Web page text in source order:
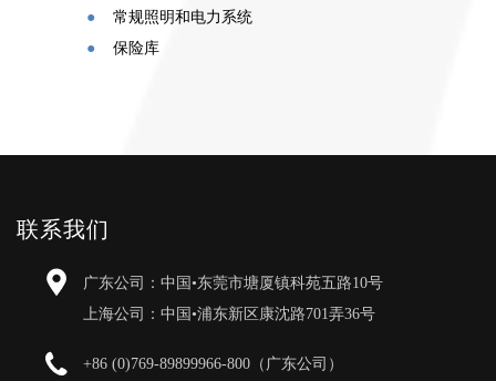
● 常规照明和电力系统
● 保险库
联系我们
广东公司：中国•东莞市塘厦镇科苑五路10号
上海公司：中国•浦东新区康沈路701弄36号
+86 (0)769-89899966-800（广东公司）